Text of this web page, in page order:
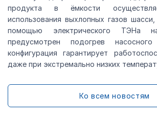
продукта в ёмкости
использования выхлопных газов
помощью электрического ТЭНа
предусмотрен подогрев
конфигурация гарантирует
даже при экстремально низких
Ко всем новостям